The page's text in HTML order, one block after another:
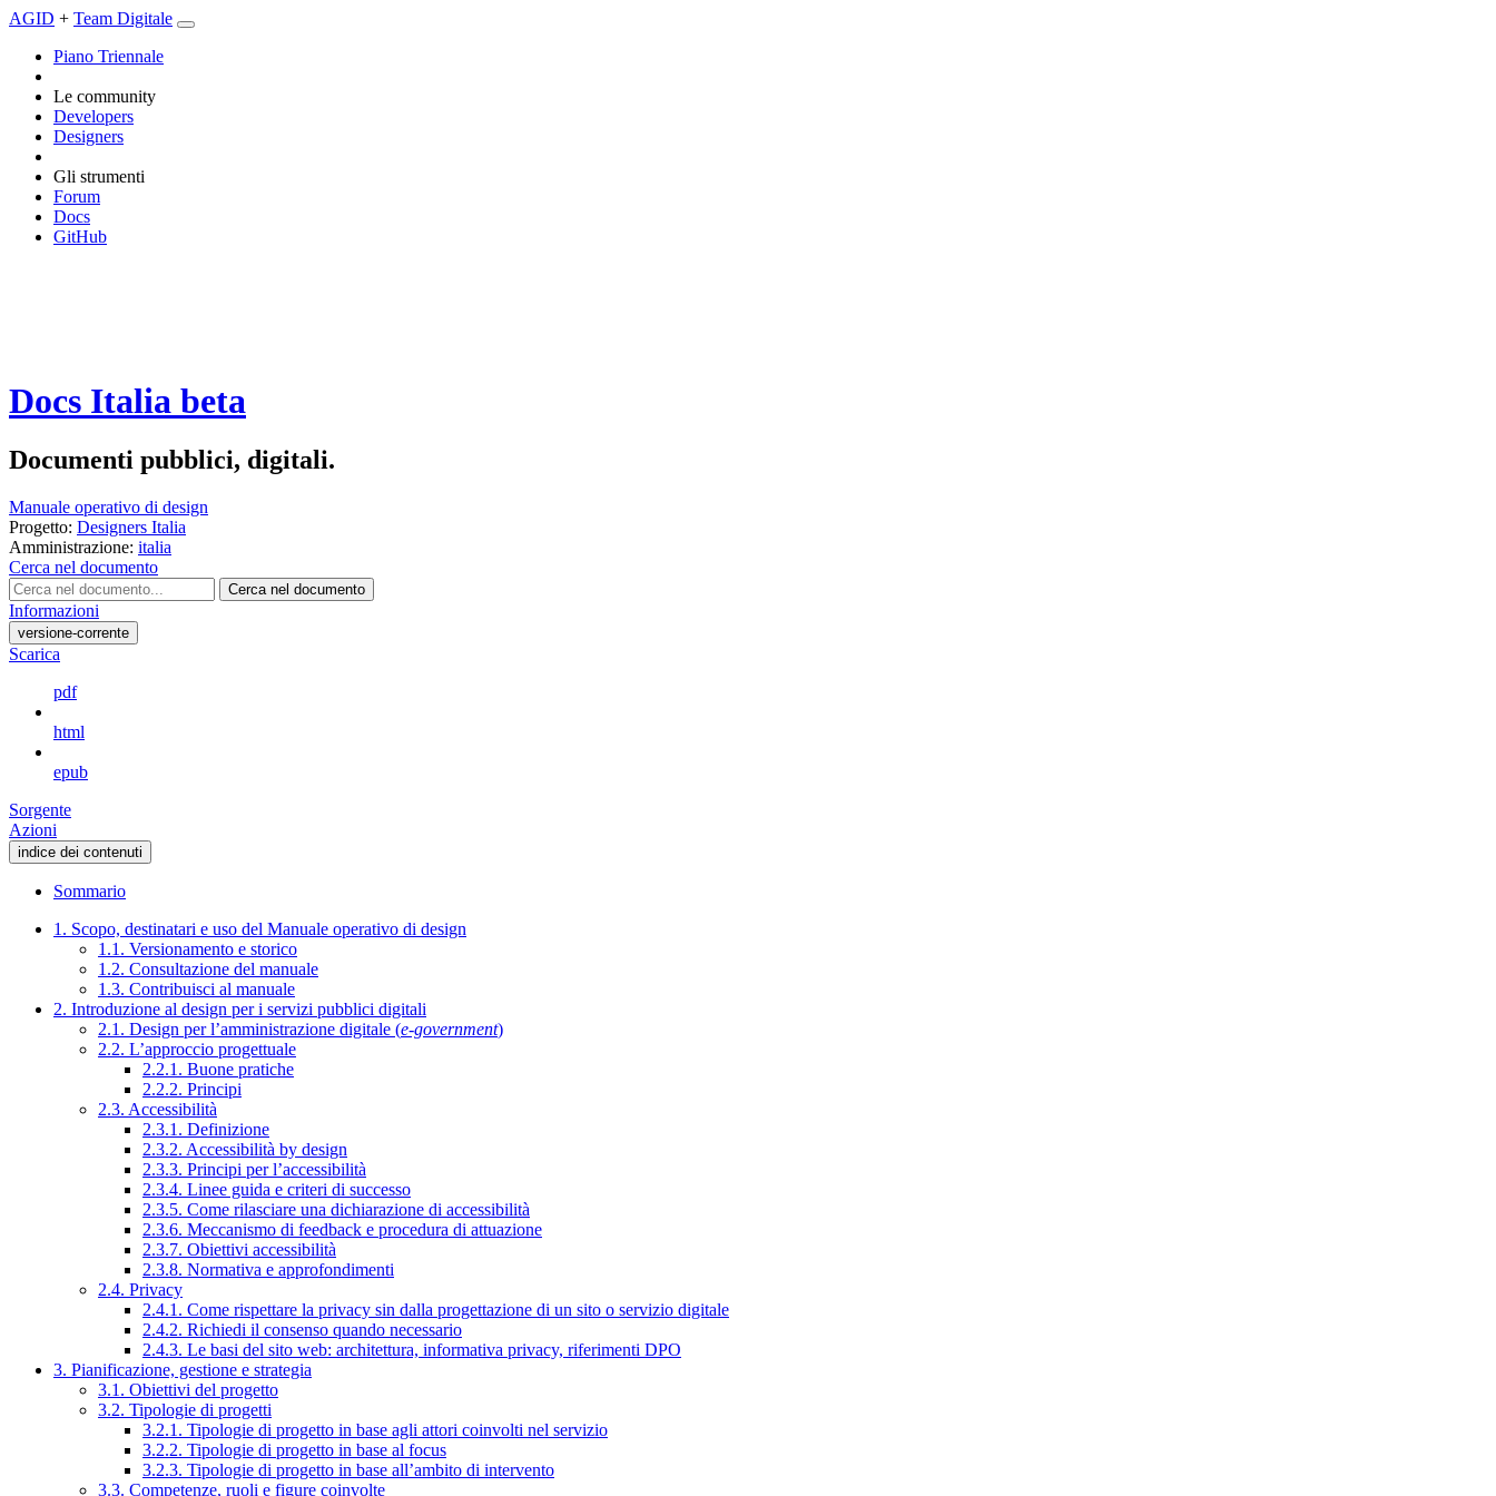
AGID + Team Digitale
Piano Triennale
Le community
Developers
Designers
Gli strumenti
Forum
Docs
GitHub
Docs Italia beta
Documenti pubblici, digitali.
Manuale operativo di design
Progetto: Designers Italia
Amministrazione: italia
Cerca nel documento
Cerca nel documento
Informazioni
versione-corrente
Scarica
pdf
html
epub
Sorgente
Azioni
indice dei contenuti
Sommario
1. Scopo, destinatari e uso del Manuale operativo di design
1.1. Versionamento e storico
1.2. Consultazione del manuale
1.3. Contribuisci al manuale
2. Introduzione al design per i servizi pubblici digitali
2.1. Design per l’amministrazione digitale (e-government)
2.2. L’approccio progettuale
2.2.1. Buone pratiche
2.2.2. Principi
2.3. Accessibilità
2.3.1. Definizione
2.3.2. Accessibilità by design
2.3.3. Principi per l’accessibilità
2.3.4. Linee guida e criteri di successo
2.3.5. Come rilasciare una dichiarazione di accessibilità
2.3.6. Meccanismo di feedback e procedura di attuazione
2.3.7. Obiettivi accessibilità
2.3.8. Normativa e approfondimenti
2.4. Privacy
2.4.1. Come rispettare la privacy sin dalla progettazione di un sito o servizio digitale
2.4.2. Richiedi il consenso quando necessario
2.4.3. Le basi del sito web: architettura, informativa privacy, riferimenti DPO
3. Pianificazione, gestione e strategia
3.1. Obiettivi del progetto
3.2. Tipologie di progetti
3.2.1. Tipologie di progetto in base agli attori coinvolti nel servizio
3.2.2. Tipologie di progetto in base al focus
3.2.3. Tipologie di progetto in base all’ambito di intervento
3.3. Competenze, ruoli e figure coinvolte